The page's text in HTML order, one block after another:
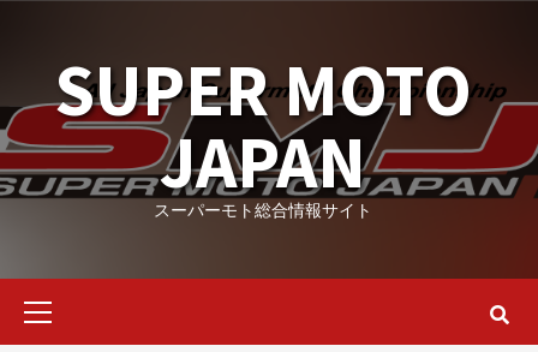
contentSUPER MOTO
JAPAN
スーパーモト総合情報サイト
Primary